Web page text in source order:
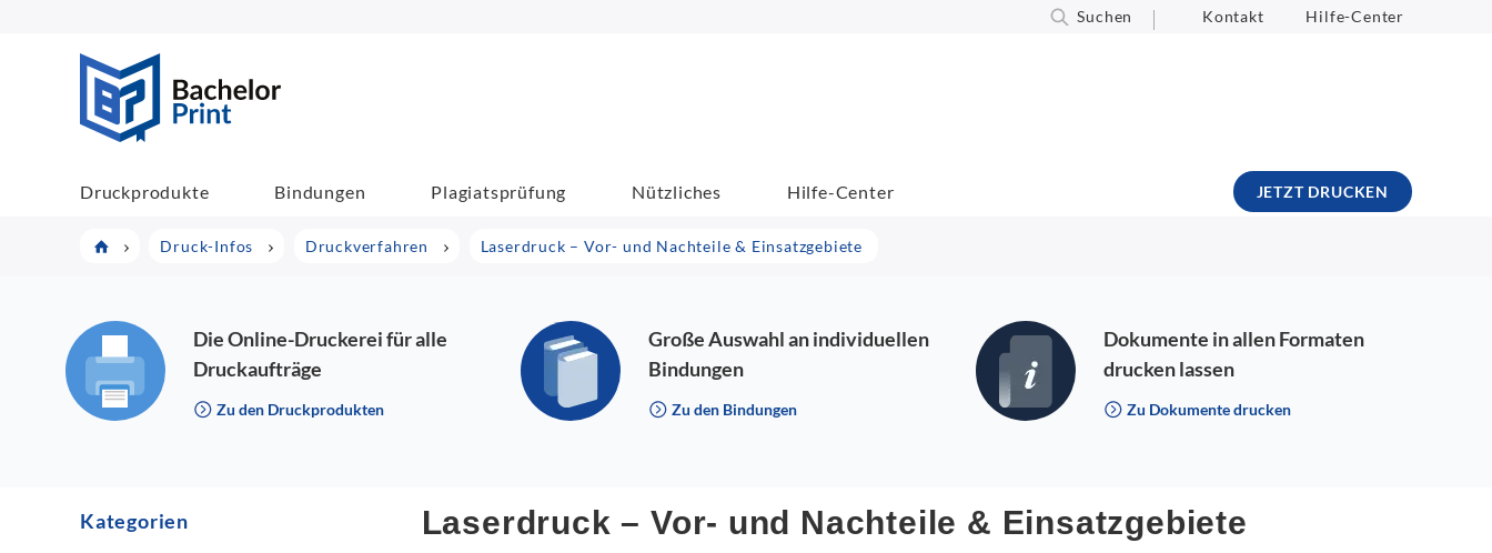
Suchen Kontakt Hilfe-Center
Druckprodukte Bindungen Plagiatsprüfung Nützliches Hilfe-Center JETZT DRUCKEN
Druck-Infos Druckverfahren Laserdruck – Vor- und Nachteile & Einsatzgebiete
Die Online-Druckerei für alle
Druckaufträge
Zu den Druckprodukten
Große Auswahl an individuellen
Bindungen
Zu den Bindungen
Dokumente in allen Formaten
drucken lassen
Zu Dokumente drucken
Kategorien Laserdruck – Vor- und Nachteile & Einsatzgebiete